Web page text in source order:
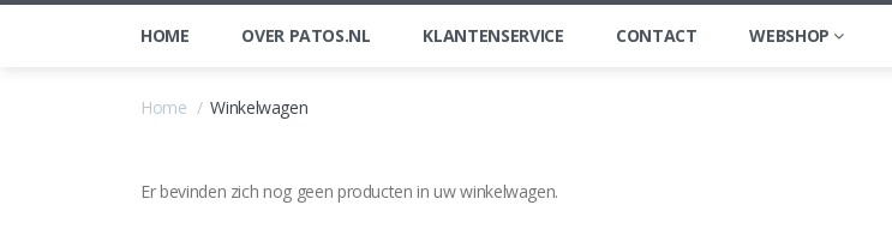
HOME OVER PATOS.NL KLANTENSERVICE CONTACT WEBSHOP
Home Winkelwagen
Er bevinden zich nog geen producten in uw winkelwagen.